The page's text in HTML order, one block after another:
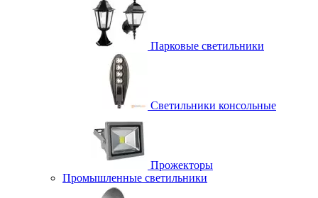
Парковые светильники
Светильники консольные
Прожекторы
Промышленные светильники